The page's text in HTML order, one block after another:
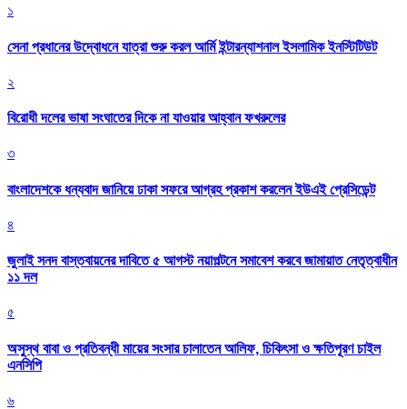
১
সেনা প্রধানের উদ্বোধনে যাত্রা শুরু করল আর্মি ইন্টারন্যাশনাল ইসলামিক ইনস্টিটিউট
২
বিরোধী দলের ভাষা সংঘাতের দিকে না যাওয়ার আহ্বান ফখরুলের
৩
বাংলাদেশকে ধন্যবাদ জানিয়ে ঢাকা সফরে আগ্রহ প্রকাশ করলেন ইউএই প্রেসিডেন্ট
৪
জুলাই সনদ বাস্তবায়নের দাবিতে ৫ আগস্ট নয়াপল্টনে সমাবেশ করবে জামায়াত নেতৃত্বাধীন
১১ দল
৫
অসুস্থ বাবা ও প্রতিবন্ধী মায়ের সংসার চালাতেন আলিফ, চিকিৎসা ও ক্ষতিপূরণ চাইল
এনসিপি
৬